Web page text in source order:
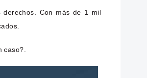
derechos. Con más de 1 mil
caso?.